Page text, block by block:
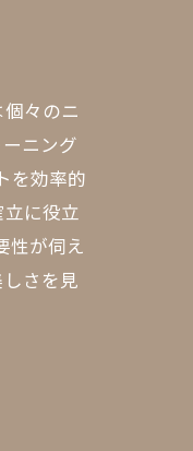
々のニ
ニング
を効率的
に役立
性が伺え
さを見